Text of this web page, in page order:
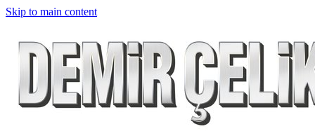
Skip to main content